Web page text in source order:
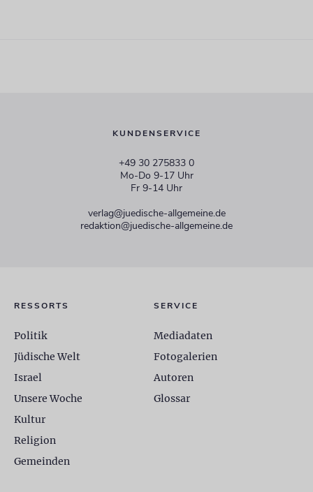
KUNDENSERVICE
+49 30 275833 0
Mo-Do 9-17 Uhr
Fr 9-14 Uhr
verlag@juedische-allgemeine.de
redaktion@juedische-allgemeine.de
RESSORTS
Politik
Jüdische Welt
Israel
Unsere Woche
Kultur
Religion
Gemeinden
SERVICE
Mediadaten
Fotogalerien
Autoren
Glossar